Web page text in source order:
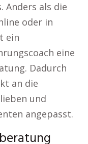
Anders als die
oder in
ein
eine
Dadurch
an die
und
angepasst.